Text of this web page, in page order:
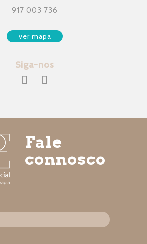
917 003 736
ver mapa
Siga-nos
Fale
connosco